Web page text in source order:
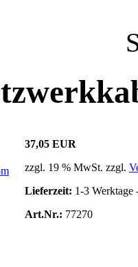
37,05 EUR
zzgl. 19 % MwSt. zzgl.
Lieferzeit: 1-3 Werktage
Art.Nr.: 77270